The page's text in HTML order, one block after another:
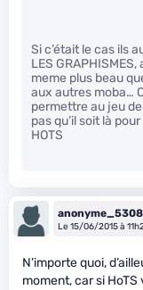
Si c’était le cas ils
LES
meme plus beau
aux autres moba…
permettre au jeu
pas qu’il soit là
HOTS
Le 15/06/2015 à
N’importe quoi,
moment, car si